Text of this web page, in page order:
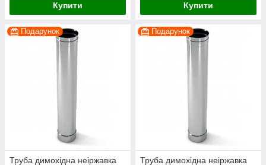
Купити Купити
Подарунок
Труба димохідна неіржавка
Подарунок
Труба димохідна неіржавка